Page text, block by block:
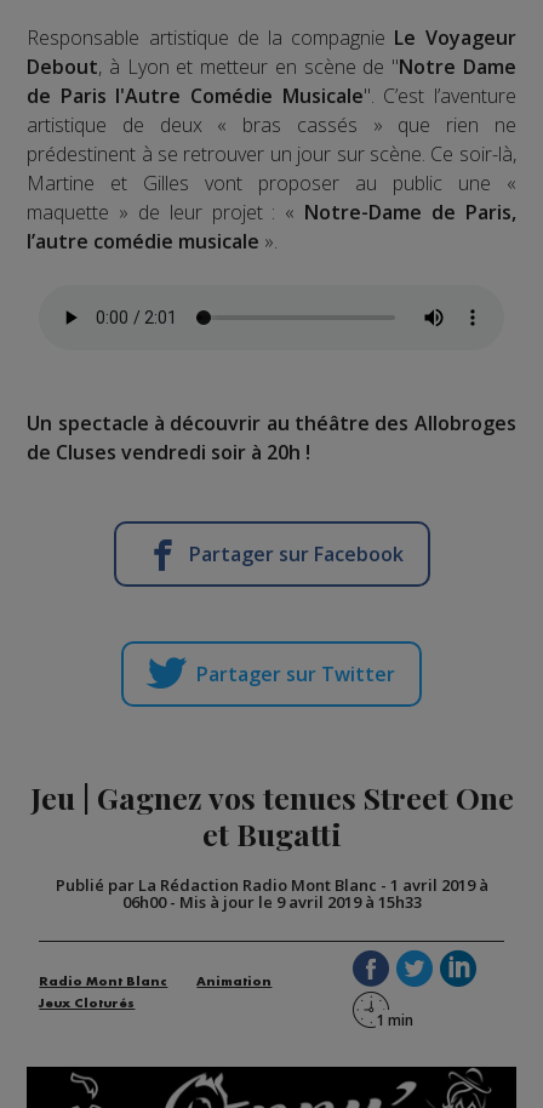
Responsable artistique de la compagnie Le Voyageur
Debout, à Lyon et metteur en scène de "Notre Dame
de Paris l'Autre Comédie Musicale". C’est l’aventure
artistique de deux « bras cassés » que rien ne
prédestinent à se retrouver un jour sur scène. Ce soir-là,
Martine et Gilles vont proposer au public une «
maquette » de leur projet : « Notre-Dame de Paris,
l’autre comédie musicale ».
Un spectacle à découvrir au théâtre des Allobroges
de Cluses vendredi soir à 20h !
Partager sur Facebook
Partager sur Twitter
Jeu | Gagnez vos tenues Street One
et Bugatti
Publié par La Rédaction Radio Mont Blanc - 1 avril 2019 à
06h00- Mis à jour le 9 avril 2019 à 15h33
Radio Mont Blanc
Animation
Jeux Cloturés